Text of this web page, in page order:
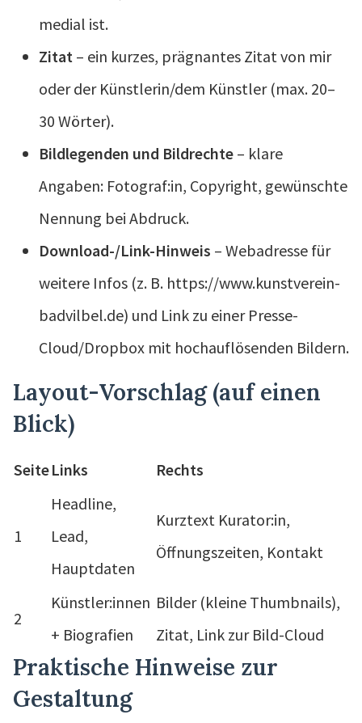
medial ist.
Zitat – ein kurzes, prägnantes Zitat von mir
oder der Künstlerin/dem Künstler (max. 20–
30 Wörter).
Bildlegenden und Bildrechte – klare
Angaben: Fotograf:in, Copyright, gewünschte
Nennung bei Abdruck.
Download-/Link-Hinweis – Webadresse für
weitere Infos (z. B. https://www.kunstverein-
badvilbel.de) und Link zu einer Presse-
Cloud/Dropbox mit hochauflösenden Bildern.
Layout-Vorschlag (auf einen
Blick)
SeiteLinks Rechts
1
Headline,
Lead,
Hauptdaten
Kurztext Kurator:in,
Öffnungszeiten, Kontakt
2
Künstler:innen
+ Biografien
Bilder (kleine Thumbnails),
Zitat, Link zur Bild-Cloud
Praktische Hinweise zur
Gestaltung